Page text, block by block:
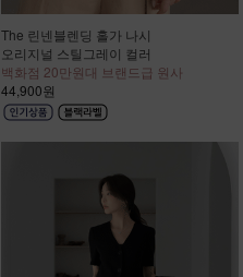
The 린넨블렌딩 홀가 나시
오리지널 스틸그레이 컬러
백화점 20만원대 브랜드급 원사
44,900원